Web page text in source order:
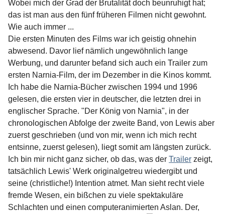
Wobei mich der Grad der Brutalität doch beunruhigt hat;
das ist man aus den fünf früheren Filmen nicht gewohnt.
Wie auch immer ...
Die ersten Minuten des Films war ich geistig ohnehin
abwesend. Davor lief nämlich ungewöhnlich lange
Werbung, und darunter befand sich auch ein Trailer zum
ersten Narnia-Film, der im Dezember in die Kinos kommt.
Ich habe die Narnia-Bücher zwischen 1994 und 1996
gelesen, die ersten vier in deutscher, die letzten drei in
englischer Sprache. "Der König von Narnia", in der
chronologischen Abfolge der zweite Band, von Lewis aber
zuerst geschrieben (und von mir, wenn ich mich recht
entsinne, zuerst gelesen), liegt somit am längsten zurück.
Ich bin mir nicht ganz sicher, ob das, was der Trailer zeigt,
tatsächlich Lewis' Werk originalgetreu wiedergibt und
seine (christliche!) Intention atmet. Man sieht recht viele
fremde Wesen, ein bißchen zu viele spektakuläre
Schlachten und einen computeranimierten Aslan. Der,